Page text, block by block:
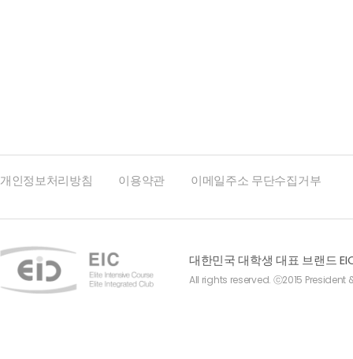
개인정보처리방침 이용약관 이메일주소 무단수집거부
대한민국 대학생 대표 브랜드
All rights reserved. ⓒ2015